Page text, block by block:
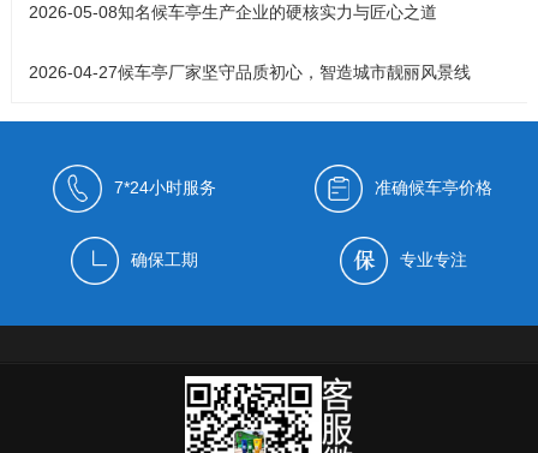
2026-05-08知名候车亭生产企业的硬核实力与匠心之道
2026-04-27候车亭厂家坚守品质初心，智造城市靓丽风景线
7*24小时服务 准确候车亭价格
确保工期 专业专注